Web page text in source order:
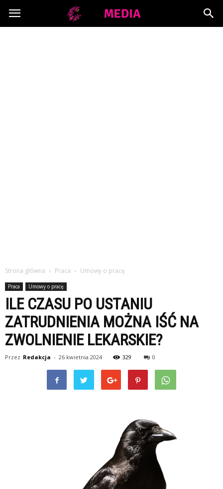
Copymedia.pl
Strona główna Praca Umowy o pracę
Praca Umowy o pracę
ILE CZASU PO USTANIU
ZATRUDNIENIA MOŻNA IŚĆ NA
ZWOLNIENIE LEKARSKIE?
Przez Redakcja - 26 kwietnia 2024 329 0